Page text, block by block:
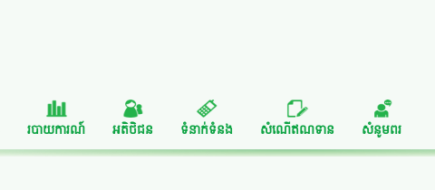
របាយការណ៍ អតិថិជន ទំនាក់ទំនង សំណើឥណទាន សំនូមពរ